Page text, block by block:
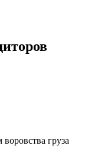
груза